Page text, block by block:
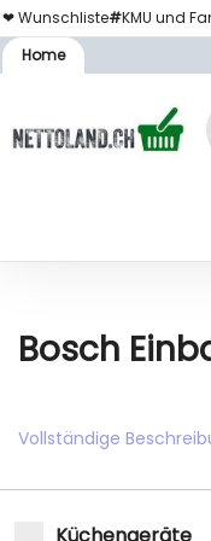
❤ Wunschliste#KMU und
Home
Bosch
Vollständige